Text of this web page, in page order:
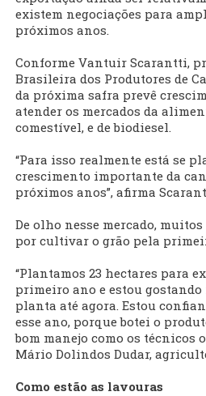
existem negociações para
próximos anos.
Conforme Vantuir Scarantti,
Brasileira dos Produtores de
da próxima safra prevê
atender os mercados da
comestível, e de biodiesel.
“Para isso realmente está se
crescimento importante da
próximos anos”, afirma
De olho nesse mercado,
por cultivar o grão pela
“Plantamos 23 hectares para
primeiro ano e estou
planta até agora. Estou
esse ano, porque botei o
bom manejo como os técnicos
Mário Dolindos Dudar,
Como estão as lavouras